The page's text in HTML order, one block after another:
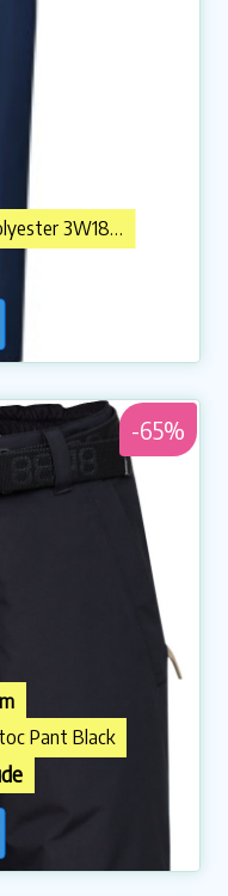
Women's Pant Stretch Polyester 3W18596N Skidbyxa
-65%
Pant Black